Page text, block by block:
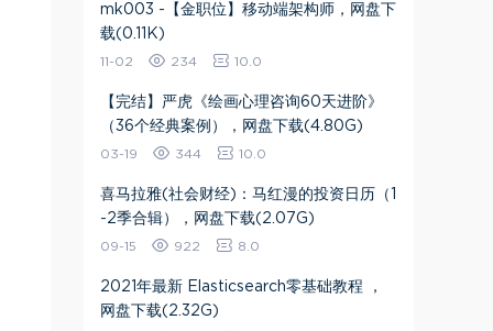
mk003 -【金职位】移动端架构师，网盘下
载(0.11K)
11-02 234 10.0
【完结】严虎《绘画心理咨询60天进阶》
（36个经典案例），网盘下载(4.80G)
03-19 344 10.0
喜马拉雅(社会财经)：马红漫的投资日历（1
-2季合辑），网盘下载(2.07G)
09-15 922 8.0
2021年最新 Elasticsearch零基础教程 ，
网盘下载(2.32G)